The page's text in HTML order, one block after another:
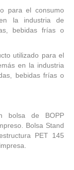
para el consumo
la industria de
bebidas frías o
utilizado para el
en la industria
bebidas frías o
bolsa de BOPP
Bolsa Stand
PET 145